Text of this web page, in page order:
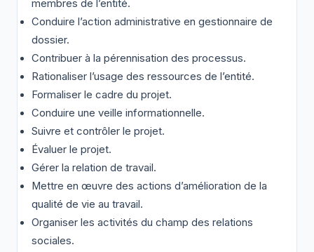
membres de l’entité.
Conduire l’action administrative en gestionnaire de
dossier.
Contribuer à la pérennisation des processus.
Rationaliser l’usage des ressources de l’entité.
Formaliser le cadre du projet.
Conduire une veille informationnelle.
Suivre et contrôler le projet.
Évaluer le projet.
Gérer la relation de travail.
Mettre en œuvre des actions d’amélioration de la
qualité de vie au travail.
Organiser les activités du champ des relations
sociales.